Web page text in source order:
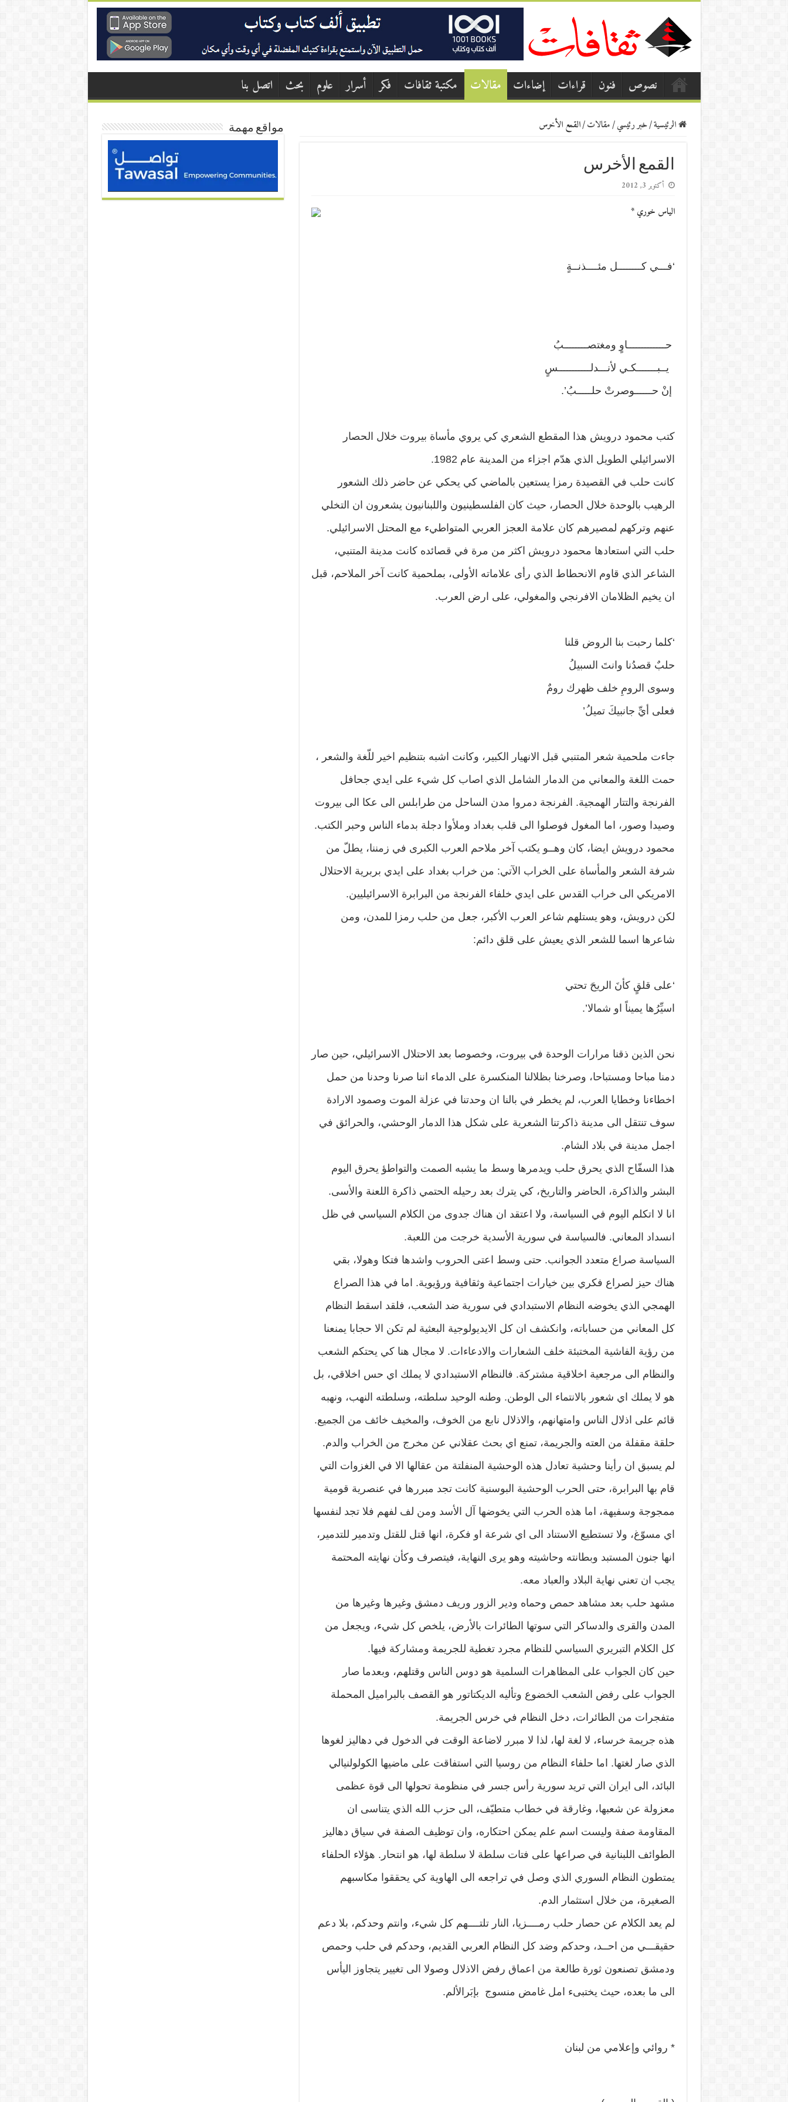
نصوص فنون قراءات إضاءات مقالات مكتبة ثقافات فكر أسرار علوم بحث اتصل بنا
الرئيسية/خبر رئيسي/مقالات/القمع الأخرس
القمع الأخرس
أكتوبر 3, 2012
الياس خوري *
‘فـــي كــــــــل مئــــذنــةٍ
حـــــــــــــاوٍ ومغتصــــــــبُ
يــبـــــــكـي لأنـــدلـــــــــــسٍ
إنْ حــــــوصرتْ حلـــــبُ’.
كتب محمود درويش هذا المقطع الشعري كي يروي مأساة بيروت خلال الحصار
الاسرائيلي الطويل الذي هدّم اجزاء من المدينة عام 1982.
كانت حلب في القصيدة رمزا يستعين بالماضي كي يحكي عن حاضر ذلك الشعور
الرهيب بالوحدة خلال الحصار، حيث كان الفلسطينيون واللبنانيون يشعرون ان التخلي
عنهم وتركهم لمصيرهم كان علامة العجز العربي المتواطيء مع المحتل الاسرائيلي.
حلب التي استعادها محمود درويش اكثر من مرة في قصائده كانت مدينة المتنبي،
الشاعر الذي قاوم الانحطاط الذي رأى علاماته الأولى، بملحمية كانت آخر الملاحم، قبل
ان يخيم الظلامان الافرنجي والمغولي، على ارض العرب.
‘كلما رحبت بنا الروض قلنا
حلبٌ قصدُنا وانتَ السبيلُ
وسوى الرومِ خلف ظهرك رومٌ
فعلى أيِّ جانبيكَ تميلُ’
جاءت ملحمية شعر المتنبي قبل الانهيار الكبير، وكانت اشبه بتنظيم اخير للّغة والشعر ،
حمت اللغة والمعاني من الدمار الشامل الذي اصاب كل شيء على ايدي جحافل
الفرنجة والتتار الهمجية. الفرنجة دمروا مدن الساحل من طرابلس الى عكا الى بيروت
وصيدا وصور، اما المغول فوصلوا الى قلب بغداد وملأوا دجلة بدماء الناس وحبر الكتب.
محمود درويش ايضا، كان وهــو يكتب آخر ملاحم العرب الكبرى في زمننا، يطلّ من
شرفة الشعر والمأساة على الخراب الآتي: من خراب بغداد على ايدي بربرية الاحتلال
الامريكي الى خراب القدس على ايدي خلفاء الفرنجة من البرابرة الاسرائيليين.
لكن درويش، وهو يستلهم شاعر العرب الأكبر، جعل من حلب رمزا للمدن، ومن
شاعرها اسما للشعر الذي يعيش على قلق دائم:
‘على قلقٍ كأنَ الريحَ تحتي
اسيِّرُها يميناً او شمالا’.
نحن الذين ذقنا مرارات الوحدة في بيروت، وخصوصا بعد الاحتلال الاسرائيلي، حين صار
دمنا مباحا ومستباحا، وصرخنا بظلالنا المنكسرة على الدماء اننا صرنا وحدنا من حمل
اخطاءنا وخطايا العرب، لم يخطر في بالنا ان وحدتنا في عزلة الموت وصمود الارادة
سوف تنتقل الى مدينة ذاكرتنا الشعرية على شكل هذا الدمار الوحشي، والحرائق في
اجمل مدينة في بلاد الشام.
هذا السفّاح الذي يحرق حلب ويدمرها وسط ما يشبه الصمت والتواطؤ يحرق اليوم
البشر والذاكرة، الحاضر والتاريخ، كي يترك بعد رحيله الحتمي ذاكرة اللعنة والأسى.
انا لا اتكلم اليوم في السياسة، ولا اعتقد ان هناك جدوى من الكلام السياسي في ظل
انسداد المعاني. فالسياسة في سورية الأسدية خرجت من اللعبة.
السياسة صراع متعدد الجوانب. حتى وسط اعتى الحروب واشدها فتكا وهولا، بقي
هناك حيز لصراع فكري بين خيارات اجتماعية وثقافية ورؤيوية. اما في هذا الصراع
الهمجي الذي يخوضه النظام الاستبدادي في سورية ضد الشعب، فلقد اسقط النظام
كل المعاني من حساباته، وانكشف ان كل الايديولوجية البعثية لم تكن الا حجابا يمنعنا
من رؤية الفاشية المختبئة خلف الشعارات والادعاءات. لا مجال هنا كي يحتكم الشعب
والنظام الى مرجعية اخلاقية مشتركة. فالنظام الاستبدادي لا يملك اي حس اخلاقي، بل
هو لا يملك اي شعور بالانتماء الى الوطن. وطنه الوحيد سلطته، وسلطته النهب، ونهبه
قائم على اذلال الناس وامتهانهم، والاذلال نابع من الخوف، والمخيف خائف من الجميع.
حلقة مقفلة من العته والجريمة، تمنع اي بحث عقلاني عن مخرج من الخراب والدم.
لم يسبق ان رأينا وحشية تعادل هذه الوحشية المنفلتة من عقالها الا في الغزوات التي
قام بها البرابرة، حتى الحرب الوحشية البوسنية كانت تجد مبررها في عنصرية قومية
ممجوجة وسفيهة، اما هذه الحرب التي يخوضها آل الأسد ومن لف لفهم فلا تجد لنفسها
اي مسوّغ، ولا تستطيع الاستناد الى اي شرعة او فكرة، انها قتل للقتل وتدمير للتدمير،
انها جنون المستبد وبطانته وحاشيته وهو يرى النهاية، فيتصرف وكأن نهايته المحتمة
يجب ان تعني نهاية البلاد والعباد معه.
مشهد حلب بعد مشاهد حمص وحماه ودير الزور وريف دمشق وغيرها وغيرها من
المدن والقرى والدساكر التي سوتها الطائرات بالأرض، يلخص كل شيء، ويجعل من
كل الكلام التبريري السياسي للنظام مجرد تغطية للجريمة ومشاركة فيها.
حين كان الجواب على المظاهرات السلمية هو دوس الناس وقتلهم، وبعدما صار
الجواب على رفض الشعب الخضوع وتأليه الديكتاتور هو القصف بالبراميل المحملة
متفجرات من الطائرات، دخل النظام في خرس الجريمة.
هذه جريمة خرساء، لا لغة لها، لذا لا مبرر لاضاعة الوقت في الدخول في دهاليز لغوها
الذي صار لغتها. اما حلفاء النظام من روسيا التي استفاقت على ماضيها الكولولنيالي
البائد، الى ايران التي تريد سورية رأس جسر في منظومة تحولها الى قوة عظمى
معزولة عن شعبها، وغارقة في خطاب متطيّف، الى حزب الله الذي يتناسى ان
المقاومة صفة وليست اسم علم يمكن احتكاره، وان توظيف الصفة في سياق دهاليز
الطوائف اللبنانية في صراعها على فتات سلطة لا سلطة لها، هو انتحار. هؤلاء الحلفاء
يمتطون النظام السوري الذي وصل في تراجعه الى الهاوية كي يحققوا مكاسبهم
الصغيرة، من خلال استثمار الدم.
لم يعد الكلام عن حصار حلب رمــــزيا، النار تلتــــهم كل شيء، وانتم وحدكم، بلا دعم
حقيقـــي من احــد، وحدكم وضد كل النظام العربي القديم، وحدكم في حلب وحمص
ودمشق تصنعون ثورة طالعة من اعماق رفض الاذلال وصولا الى تغيير يتجاوز اليأس
الى ما بعده، حيث يختبىء امل غامض منسوج بإبَرالألم.
* روائي وإعلامي من لبنان
مواقع مهمة